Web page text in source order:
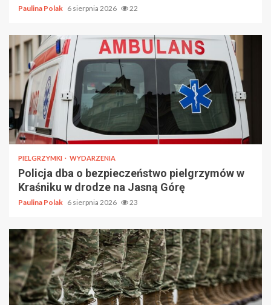
Paulina Polak 6 sierpnia 2026 22
PIELGRZYMKI WYDARZENIA
Policja dba o bezpieczeństwo pielgrzymów w
Kraśniku w drodze na Jasną Górę
Paulina Polak 6 sierpnia 2026 23